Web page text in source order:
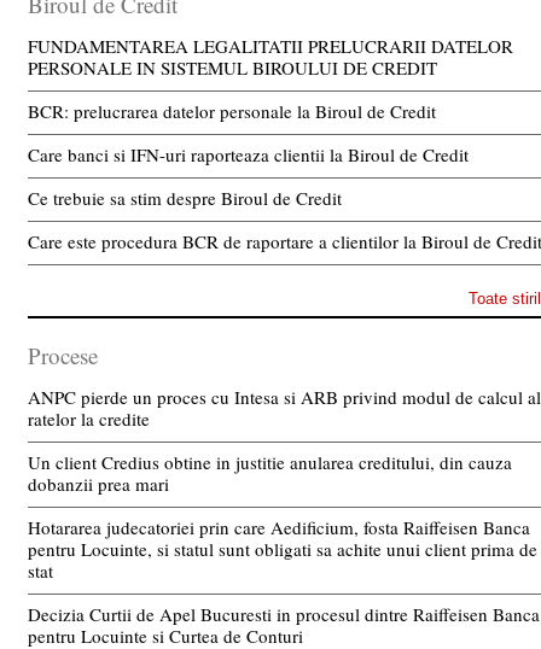
FUNDAMENTAREA LEGALITATII PRELUCRARII DATELOR
PERSONALE IN SISTEMUL BIROULUI DE CREDIT
BCR: prelucrarea datelor personale la Biroul de Credit
Care banci si IFN-uri raporteaza clientii la Biroul de Credit
Ce trebuie sa stim despre Biroul de Credit
Care este procedura BCR de raportare a clientilor la Biroul de Credit
Toate
Procese
ANPC pierde un proces cu Intesa si ARB privind modul de calcul al
ratelor la credite
Un client Credius obtine in justitie anularea creditului, din cauza
dobanzii prea mari
Hotararea judecatoriei prin care Aedificium, fosta Raiffeisen Banca
pentru Locuinte, si statul sunt obligati sa achite unui client prima de
stat
Decizia Curtii de Apel Bucuresti in procesul dintre Raiffeisen Banca
pentru Locuinte si Curtea de Conturi